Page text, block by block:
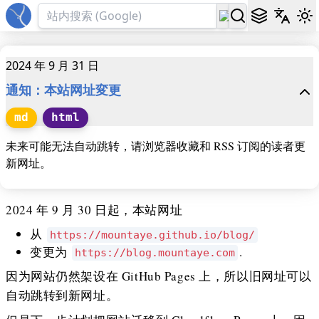
2024 年 9 月 31 日
通知：本站网址変更
md html
未来可能无法自动跳转，请浏览器收藏和 RSS 订阅的读者更
新网址。
2024 年 9 月 30 日起，本站网址
从
https://mountaye.github.io/blog/
变更为 https://blog.mountaye.com .
因为网站仍然架设在 GitHub Pages 上，所以旧网址可以
自动跳转到新网址。